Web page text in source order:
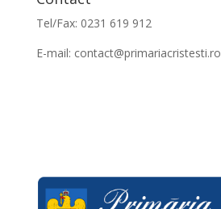
Tel/Fax: 0231 619 912
E-mail: contact@primariacristesti.ro